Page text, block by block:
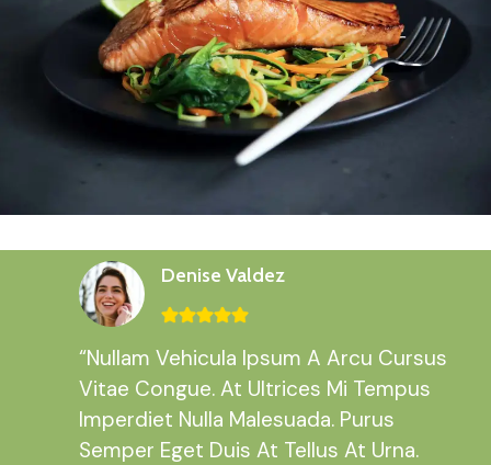
Denise Valdez
“Nullam Vehicula Ipsum A Arcu Cursus
Vitae Congue. At Ultrices Mi Tempus
Imperdiet Nulla Malesuada. Purus
Semper Eget Duis At Tellus At Urna.